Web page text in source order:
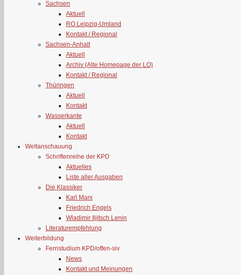
Sachsen
Aktuell
RO Leipzig-Umland
Kontakt / Regional
Sachsen-Anhalt
Aktuell
Archiv (Alte Homepage der LO)
Kontakt / Regional
Thüringen
Aktuell
Kontakt
Wasserkante
Aktuell
Kontakt
Weltanschauung
Schriftenreihe der KPD
Aktuelles
Liste aller Ausgaben
Die Klassiker
Karl Marx
Friedrich Engels
Wladimir Iljitsch Lenin
Literaturempfehlung
Weiterbildung
Fernstudium KPD/offen-siv
News
Kontakt und Meinungen